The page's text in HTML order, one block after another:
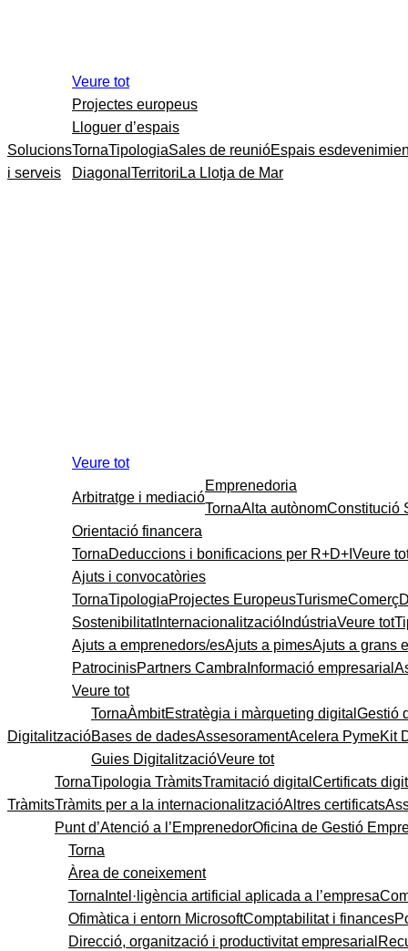
Solucions
i serveis
Veure tot
Projectes europeus
Lloguer d’espais
TornaTipologiaSales de reunióEspais
Diagonal Territori La Llotja de Mar
Veure tot
Arbitratge i mediació
Emprenedoria
TornaAlta autònomConstitució
Orientació financera
TornaDeduccions i bonificacions per R+D+I Veure
Ajuts i convocatòries
TornaTipologiaProjectes EuropeusTurismeComerç
SostenibilitatInternacionalització IndústriaVeure tot
Ajuts a emprenedors/esAjuts a pimesAjuts a grans
PatrocinisPartners Cambra Informació empresarial
Veure tot
Digitalització
TornaÀmbitEstratègia i màrqueting digital Gestió
Bases de dadesAssesoramentAcelera PymeKit
Guies DigitalitzacióVeure tot
Tràmits
TornaTipologia TràmitsTramitació digital Certificats
Tràmits per a la internacionalitzacióAltres certificats
Punt d’Atenció a l’EmprenedorOficina de Gestió
Torna
Àrea de coneixement
Torna Intel·ligència artificial aplicada a l’empresa
Ofimàtica i entorn MicrosoftComptabilitat i finances
Direcció, organització i productivitat empresarial